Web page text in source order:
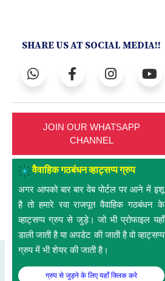
SHARE US AT SOCIAL MEDIA!!
JOIN OUR WHATSAPP
CHANNEL
वैवाहिक गठबंधन व्हाट्सप्प ग्रुप
अगर आपको बार बार वेब पोर्टल पर आने में इशू
है तो हमारे रवा राजपूत वैवाहिक गठबंधन के
व्हाट्सप्प ग्रुप से जुड़े। जो भी प्रोफाइल यहाँ
डाली जाती है या अपडेट की जाती है वो व्हाट्सप्प
ग्रुप में भी शेयर की जाती है।
ग्रुप से जुड़ने के लिए यहाँ क्लिक करे